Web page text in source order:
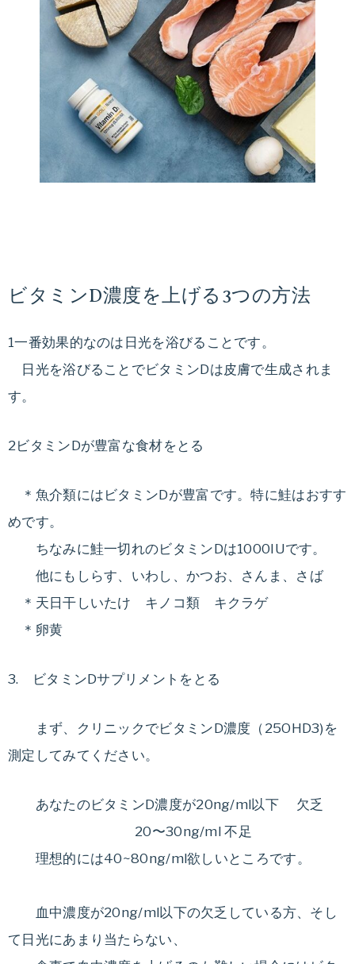
ビタミンD濃度を上げる3つの方法
1一番効果的なのは日光を浴びることです。
日光を浴びることでビタミンDは皮膚で生成されま
す。
2ビタミンDが豊富な食材をとる
＊魚介類にはビタミンDが豊富です。特に鮭はおすす
めです。
ちなみに鮭一切れのビタミンDは1000IUです。
他にもしらす、いわし、かつお、さんま、さば
＊天日干しいたけ キノコ類 キクラゲ
＊卵黄
3. ビタミンDサプリメントをとる
まず、クリニックでビタミンD濃度（25OHD3)を
測定してみてください。
あなたのビタミンD濃度が20ng/ml以下 欠乏
20〜30ng/ml 不足
理想的には40~80ng/ml欲しいところです。
血中濃度が20ng/ml以下の欠乏している方、そし
て日光にあまり当たらない、